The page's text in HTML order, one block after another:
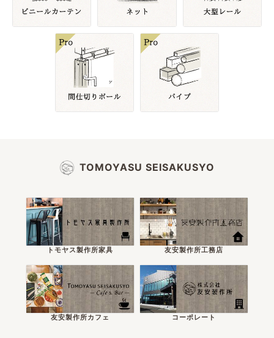
TOMOYASU SEISAKUSYO
トモヤス製作所家具 友安製作所工務店
友安製作所カフェ コーポレート